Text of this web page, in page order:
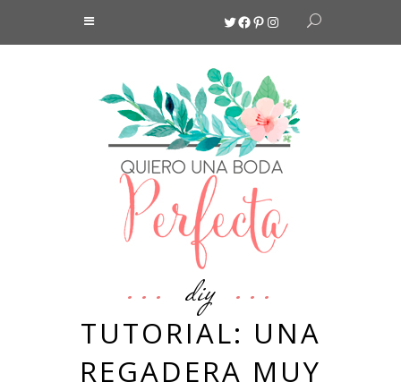
Twitter
Facebook
Pinterest
Instagram
diy
TUTORIAL: UNA
REGADERA MUY